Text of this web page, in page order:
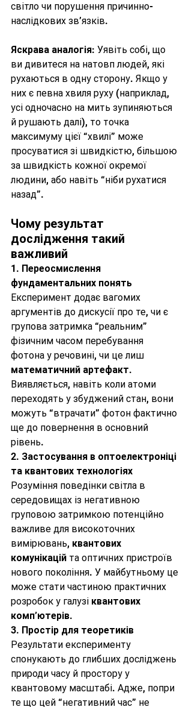
світло чи порушення причинно-
наслідкових зв’язків.
Яскрава аналогія: Уявіть собі, що
ви дивитеся на натовп людей, які
рухаються в одну сторону. Якщо у
них є певна хвиля руху (наприклад,
усі одночасно на мить зупиняються
й рушають далі), то точка
максимуму цієї “хвилі” може
просуватися зі швидкістю, більшою
за швидкість кожної окремої
людини, або навіть “ніби рухатися
назад”.
Чому результат
дослідження такий
важливий
1. Переосмислення
фундаментальних понять
Експеримент додає вагомих
аргументів до дискусії про те, чи є
групова затримка “реальним”
фізичним часом перебування
фотона у речовині, чи це лиш
математичний артефакт.
Виявляється, навіть коли атоми
переходять у збуджений стан, вони
можуть “втрачати” фотон фактично
ще до повернення в основний
рівень.
2. Застосування в оптоелектроніці
та квантових технологіях
Розуміння поведінки світла в
середовищах із негативною
груповою затримкою потенційно
важливе для високоточних
вимірювань, квантових
комунікацій та оптичних пристроїв
нового покоління. У майбутньому це
може стати частиною практичних
розробок у галузі квантових
комп’ютерів.
3. Простір для теоретиків
Результати експерименту
спонукають до глибших досліджень
природи часу й простору у
квантовому масштабі. Адже, попри
те що цей “негативний час” не